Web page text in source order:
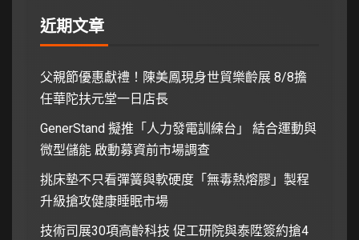
近期文章
父親節優惠獻禮！陳美鳳現身世貿樂齡展 8/8擔
任華陀扶元堂一日店長
GenerStand 擬推「人力發電訓練台」 結合運動與
微型儲能 啟動募資前市場調查
挑床墊不只看彈簧與軟硬度「無毒熱熔膠」製程
升級搶攻健康睡眠市場
技術司展30項高齡科技 促工研院與泰陞簽約搶4